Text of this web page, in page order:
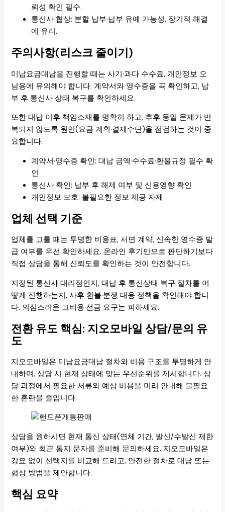
뢰성 확인 필수.
통신사 협상: 분할 납부·납부 유예 가능성, 장기적 해결
에 유리.
주의사항(리스크 줄이기)
미납요금대납을 진행할 때는 사기·과다 수수료, 개인정보 오
남용에 유의해야 합니다. 계약서와 영수증을 꼭 확인하고, 납
부 후 통신사 상태 복구를 확인하세요.
또한 대납 이후 책임소재를 명확히 하고, 추후 동일 문제가 반
복되지 않도록 원인(요금 계획·결제수단)을 점검하는 것이 중
요합니다.
계약서·영수증 확인: 대납 금액·수수료·환불규정 필수 확
인
통신사 확인: 납부 후 해제 여부 및 신용영향 확인
개인정보 보호: 불필요한 정보 제공 자제
업체 선택 기준
업체를 고를 때는 투명한 비용표, 서면 계약, 신속한 영수증 발
급 여부를 우선 확인하세요. 온라인 후기만으로 판단하기보다
직접 상담을 통해 신뢰도를 확인하는 것이 안전합니다.
지정된 통신사 대리점인지, 대납 후 통신상태 복구 절차를 어
떻게 진행하는지, 사후 환불·분쟁 대응 정책을 확인해야 합니
다. 의심스러운 고비용·선금 요구는 피하세요.
전환 유도 핵심: 지오모바일 상담/문의 유
도
지오모바일은 미납요금대납 절차와 비용 구조를 투명하게 안
내하며, 상담 시 현재 상태에 맞는 우선순위를 제시합니다. 상
담 과정에서 필요한 서류와 예상 비용을 미리 안내해 불필요
한 혼란을 줄입니다.
상담을 원하시면 현재 통신 상태(연체 기간, 발신/수발신 제한
여부)와 최근 통지 문자를 준비해 문의하세요. 지오모바일은
강요 없이 선택지를 비교해 드리고, 안전한 절차로 대납 또는
협상 방법을 제안합니다.
핵심 요약